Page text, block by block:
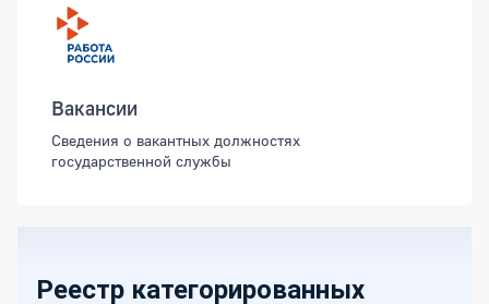
Вакансии
Сведения о вакантных должностях
государственной службы